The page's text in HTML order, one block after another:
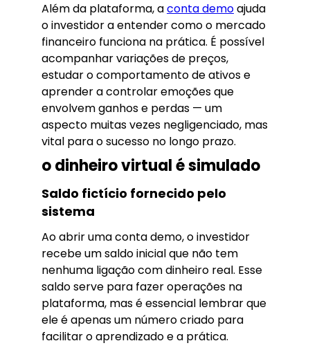
Além da plataforma, aconta demoajuda
o investidor a entender como o mercado
financeiro funciona na prática. É possível
acompanhar variações de preços,
estudar o comportamento de ativos e
aprender a controlar emoções que
envolvem ganhos e perdas — um
aspecto muitas vezes negligenciado, mas
vital para o sucesso no longo prazo.
o dinheiro virtual é simulado
Saldo fictício fornecido pelo
sistema
Ao abrir uma conta demo, o investidor
recebe um saldo inicial que não tem
nenhuma ligação com dinheiro real. Esse
saldo serve para fazer operações na
plataforma, mas é essencial lembrar que
ele é apenas um número criado para
facilitar o aprendizado e a prática.